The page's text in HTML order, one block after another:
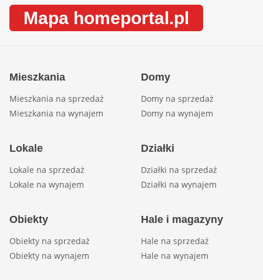
Mapa homeportal.pl
Mieszkania
Mieszkania na sprzedaż
Mieszkania na wynajem
Domy
Domy na sprzedaż
Domy na wynajem
Lokale
Lokale na sprzedaż
Lokale na wynajem
Działki
Działki na sprzedaż
Działki na wynajem
Obiekty
Obiekty na sprzedaż
Obiekty na wynajem
Hale i magazyny
Hale na sprzedaż
Hale na wynajem